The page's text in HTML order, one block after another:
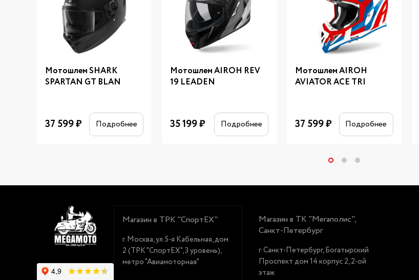
Мотошлем SHARK
SPARTAN GT BLAN
37 599₽ Подробнее
Мотошлем AIROH REV
19 LEADEN
35 199₽ Подробнее
Мотошлем AIROH
AVIATOR ACE TRI
37 599₽ Подробнее
Магазин в ТРК "СпортЕХ"
г. Москва, ул.5-я Кабельная, дом
2 (ТРК "СпортЕХ", 3 уровень),
метро "Авиамоторная"
Магазин в ТК "Мегаполис",
Санкт-Петербург
г. Санкт-Петербург, Богатырский
Проспект дом 14 корпус 2, 2-ой
этаж